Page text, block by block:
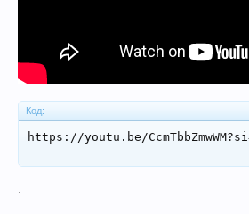
Код:
https://youtu.be/
.